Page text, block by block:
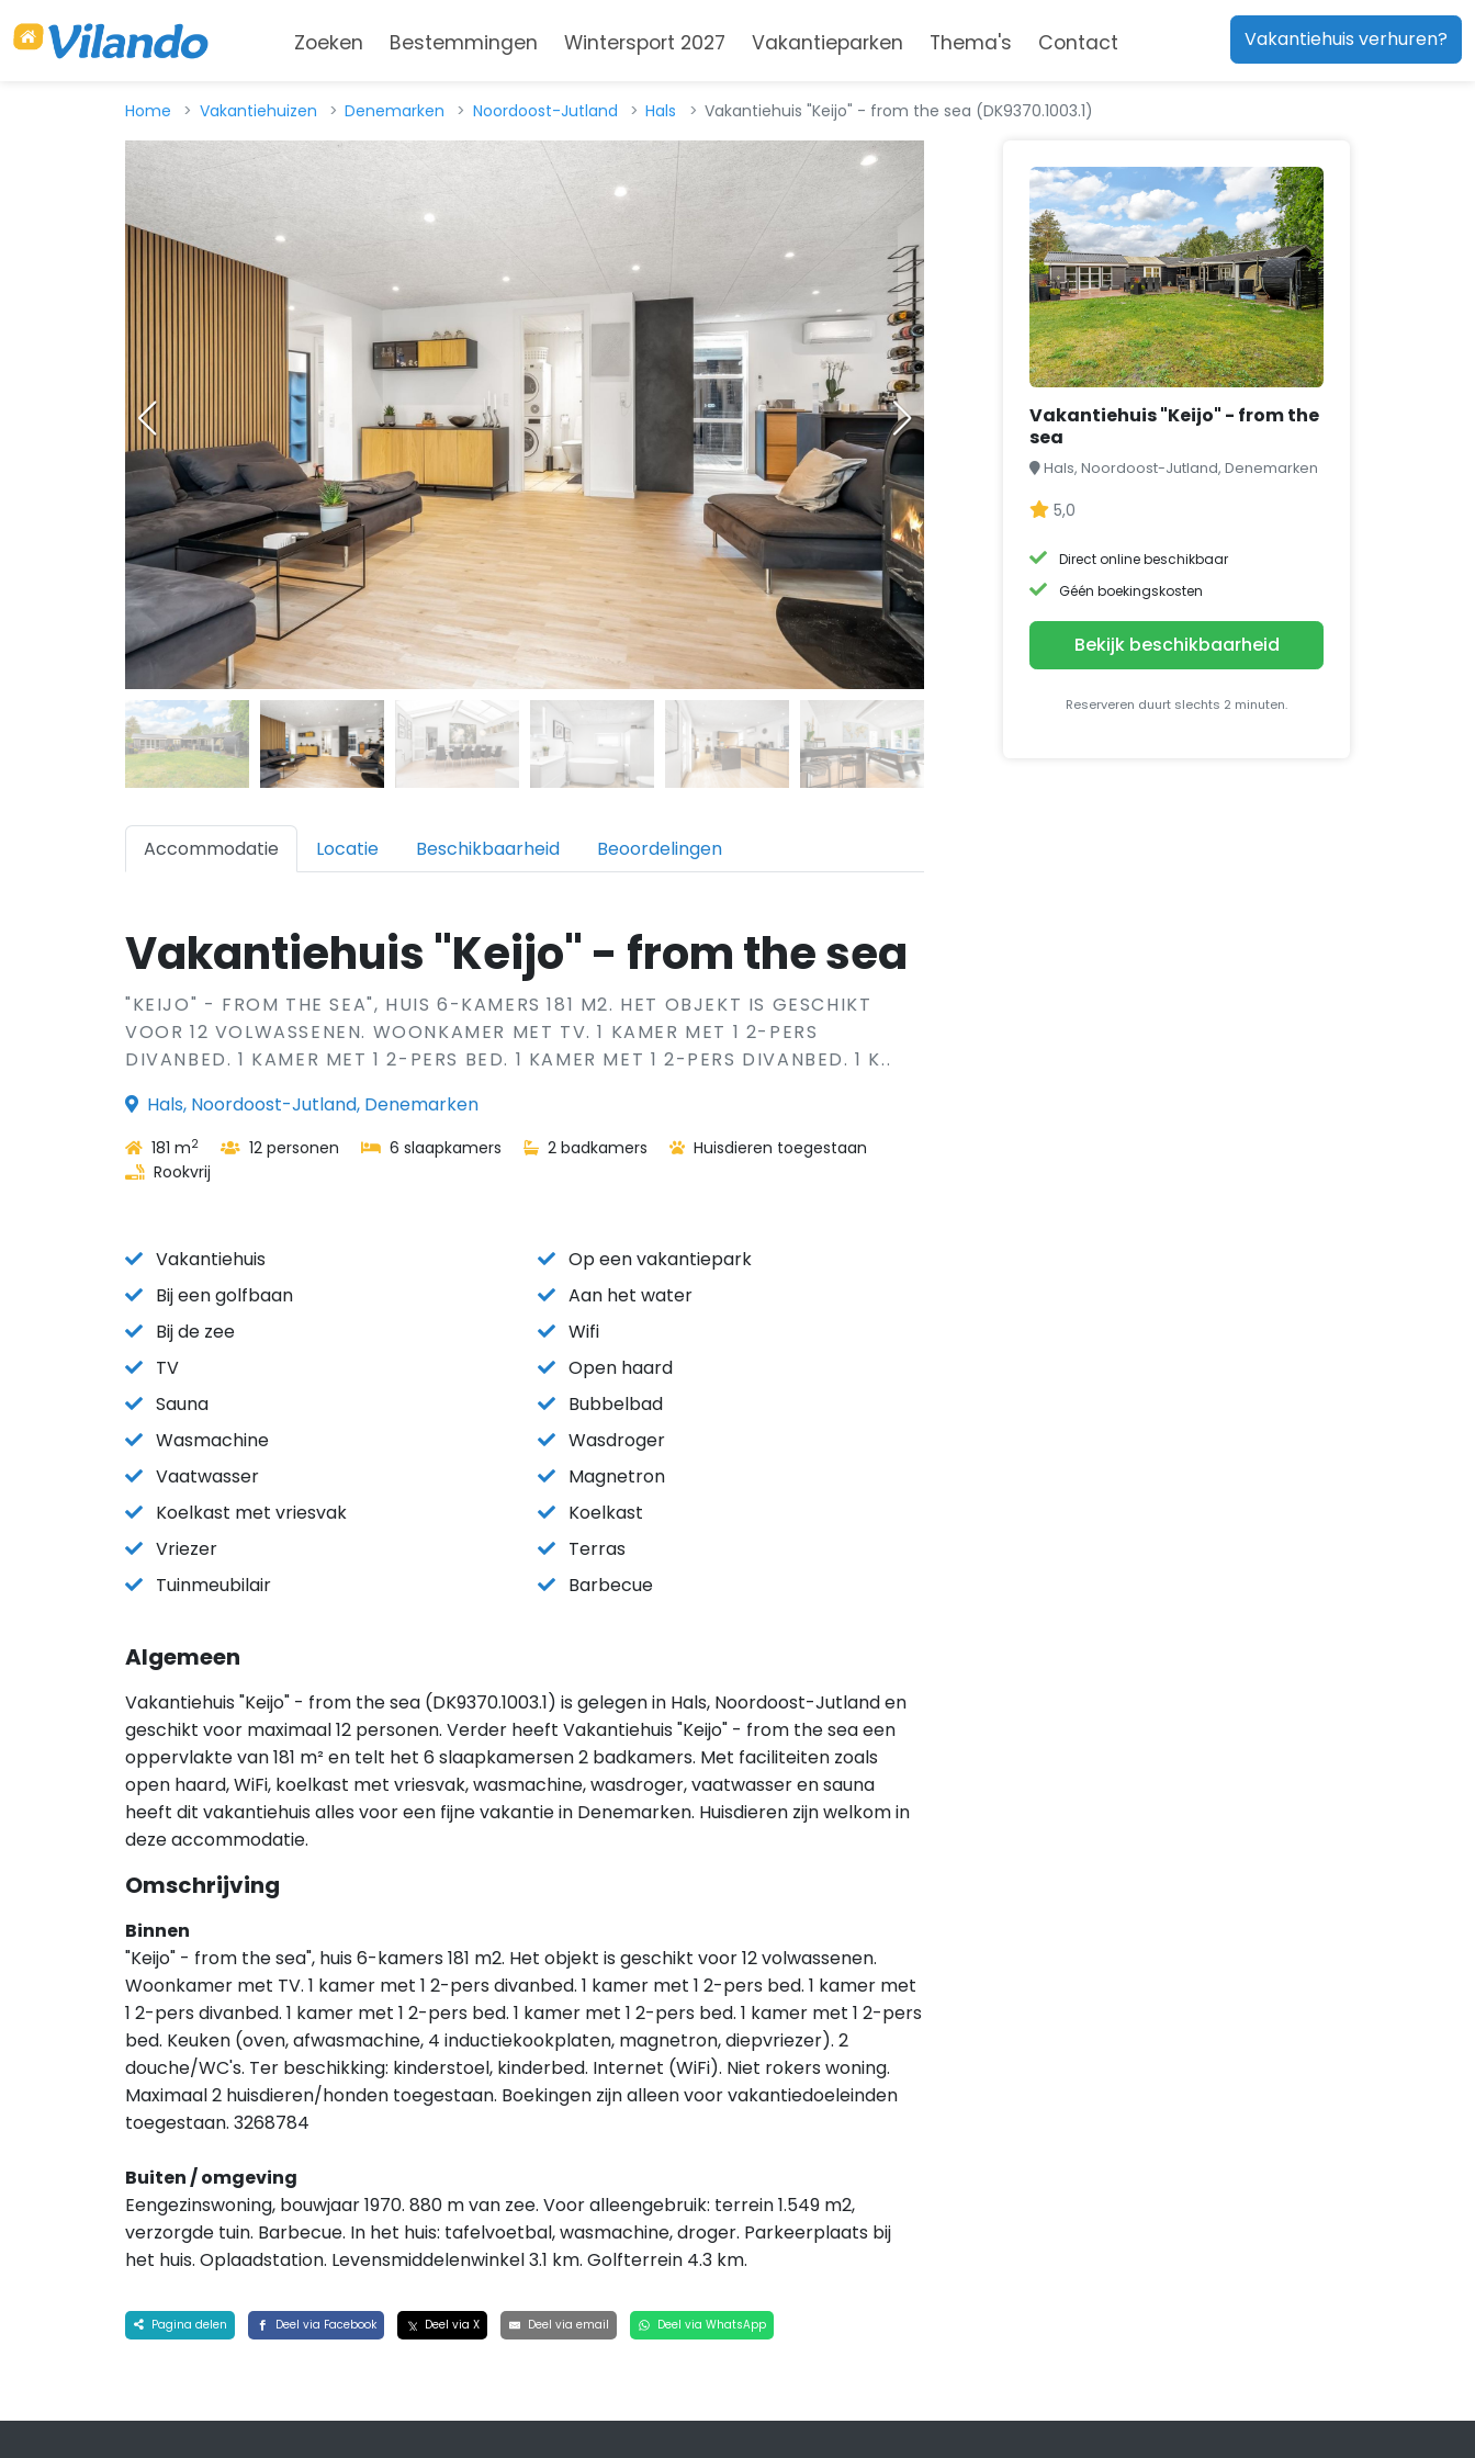
Zoeken Bestemmingen Wintersport 2027 Vakantieparken Thema's Contact Vakantiehuis verhuren?
Home Vakantiehuizen Denemarken Noordoost-Jutland Hals Vakantiehuis "Keijo" - from the sea (DK9370.1003.1)
Accommodatie Locatie Beschikbaarheid Beoordelingen
Vakantiehuis "Keijo" - from the sea
"KEIJO" - FROM THE SEA", HUIS 6-KAMERS 181 M2. HET OBJEKT IS GESCHIKT
VOOR 12 VOLWASSENEN. WOONKAMER MET TV. 1 KAMER MET 1 2-PERS
DIVANBED. 1 KAMER MET 1 2-PERS BED. 1 KAMER MET 1 2-PERS DIVANBED. 1 K..
Hals, Noordoost-Jutland, Denemarken
181 m2 12 personen 6 slaapkamers 2 badkamers
Huisdieren toegestaan
Rookvrij
Vakantiehuis
Op een vakantiepark
Bij een golfbaan
Aan het water
Bij de zee
Wifi
TV
Open haard
Sauna
Bubbelbad
Wasmachine
Wasdroger
Vaatwasser
Magnetron
Koelkast met vriesvak
Koelkast
Vriezer
Terras
Tuinmeubilair
Barbecue
Algemeen
Vakantiehuis "Keijo" - from the sea (DK9370.1003.1) is gelegen in Hals, Noordoost-Jutland en
geschikt voor maximaal 12 personen. Verder heeft Vakantiehuis "Keijo" - from the sea een
oppervlakte van 181 m² en telt het 6 slaapkamersen 2 badkamers. Met faciliteiten zoals
open haard, WiFi, koelkast met vriesvak, wasmachine, wasdroger, vaatwasser en sauna
heeft dit vakantiehuis alles voor een fijne vakantie in Denemarken. Huisdieren zijn welkom in
deze accommodatie.
Omschrijving
Binnen
"Keijo" - from the sea", huis 6-kamers 181 m2. Het objekt is geschikt voor 12 volwassenen.
Woonkamer met TV. 1 kamer met 1 2-pers divanbed. 1 kamer met 1 2-pers bed. 1 kamer met
1 2-pers divanbed. 1 kamer met 1 2-pers bed. 1 kamer met 1 2-pers bed. 1 kamer met 1 2-pers
bed. Keuken (oven, afwasmachine, 4 inductiekookplaten, magnetron, diepvriezer). 2
douche/WC's. Ter beschikking: kinderstoel, kinderbed. Internet (WiFi). Niet rokers woning.
Maximaal 2 huisdieren/honden toegestaan. Boekingen zijn alleen voor vakantiedoeleinden
toegestaan. 3268784
Buiten / omgeving
Eengezinswoning, bouwjaar 1970. 880 m van zee. Voor alleengebruik: terrein 1.549 m2,
verzorgde tuin. Barbecue. In het huis: tafelvoetbal, wasmachine, droger. Parkeerplaats bij
het huis. Oplaadstation. Levensmiddelenwinkel 3.1 km. Golfterrein 4.3 km.
Pagina delen Deel via Facebook Deel via X Deel via email Deel via WhatsApp
Vakantiehuis "Keijo" - from the
sea
Hals, Noordoost-Jutland, Denemarken
5,0
Direct online beschikbaar
Géén boekingskosten
Bekijk beschikbaarheid
Reserveren duurt slechts 2 minuten.